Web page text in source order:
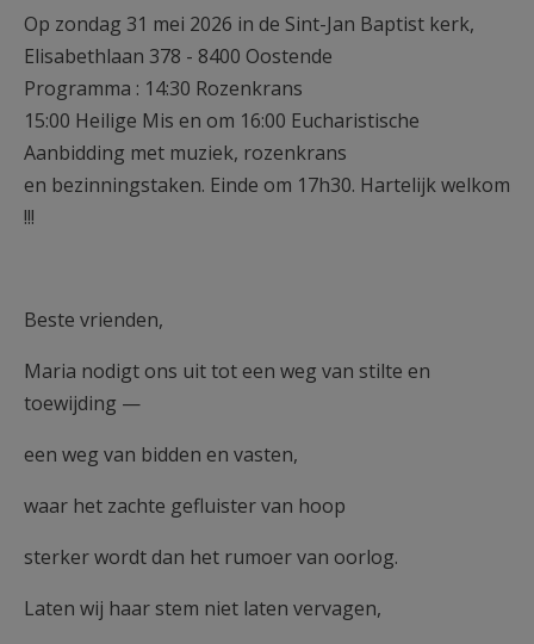
Op zondag 31 mei 2026 in de Sint-Jan Baptist kerk,
Elisabethlaan 378 - 8400 Oostende
Programma : 14:30 Rozenkrans
15:00 Heilige Mis en om 16:00 Eucharistische
Aanbidding met muziek, rozenkrans
en bezinningstaken. Einde om 17h30. Hartelijk welkom
!!!
Beste vrienden,
Maria nodigt ons uit tot een weg van stilte en
toewijding —
een weg van bidden en vasten,
waar het zachte gefluister van hoop
sterker wordt dan het rumoer van oorlog.
Laten wij haar stem niet laten vervagen,